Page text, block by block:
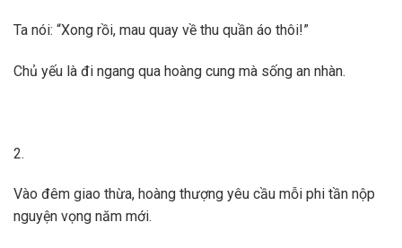
Ta nói: “Xong rồi, mau quay về thu quần áo thôi!”
Chủ yếu là đi ngang qua hoàng cung mà sống an nhàn.
2.
Vào đêm giao thừa, hoàng thượng yêu cầu mỗi phi tần nộp
nguyện vọng năm mới.